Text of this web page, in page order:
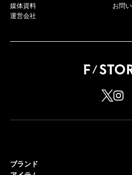
媒体資料
運営会社
お問
ブランド